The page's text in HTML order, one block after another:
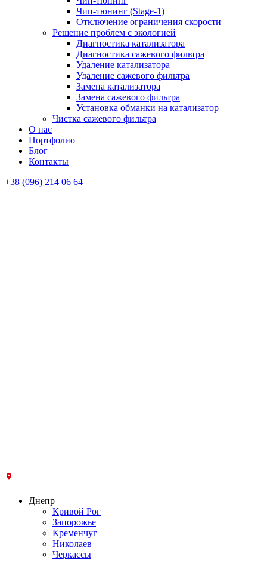
Чип-тюнинг (Stage-1)
Отключение ограничения скорости
Решение проблем с экологией
Диагностика катализатора
Диагностика сажевого фильтра
Удаление катализатора
Удаление сажевого фильтра
Замена катализатора
Замена сажевого фильтра
Установка обманки на катализатор
Чистка сажевого фильтра
О нас
Портфолио
Блог
Контакты
+38 (096) 214 06 64
Днепр
Кривой Рог
Запорожье
Кременчуг
Николаев
Черкассы